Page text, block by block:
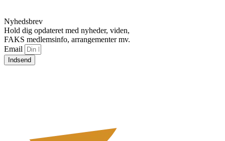
Nyhedsbrev
Hold dig opdateret med nyheder, viden,
FAKS medlemsinfo, arrangementer mv.
Email
Indsend